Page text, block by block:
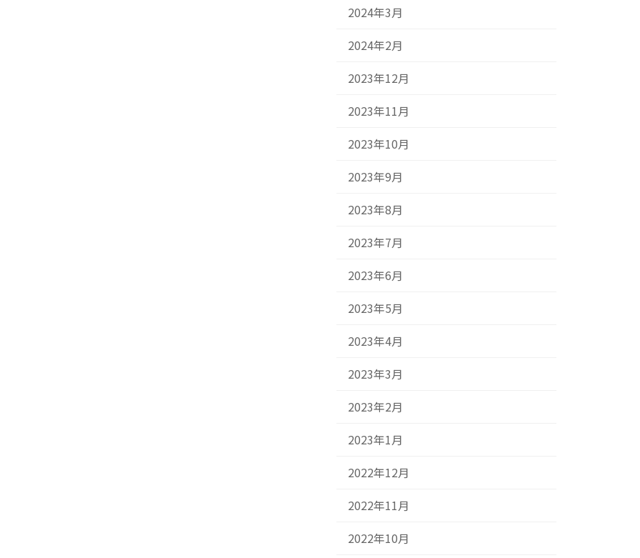
2024年3月
2024年2月
2023年12月
2023年11月
2023年10月
2023年9月
2023年8月
2023年7月
2023年6月
2023年5月
2023年4月
2023年3月
2023年2月
2023年1月
2022年12月
2022年11月
2022年10月